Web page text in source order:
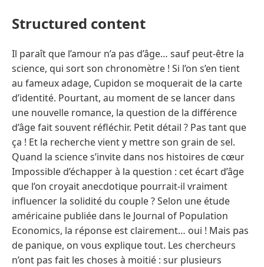
Structured content
Il paraît que l’amour n’a pas d’âge… sauf peut-être la
science, qui sort son chronomètre ! Si l’on s’en tient
au fameux adage, Cupidon se moquerait de la carte
d’identité. Pourtant, au moment de se lancer dans
une nouvelle romance, la question de la différence
d’âge fait souvent réfléchir. Petit détail ? Pas tant que
ça ! Et la recherche vient y mettre son grain de sel.
Quand la science s’invite dans nos histoires de cœur
Impossible d’échapper à la question : cet écart d’âge
que l’on croyait anecdotique pourrait-il vraiment
influencer la solidité du couple ? Selon une étude
américaine publiée dans le Journal of Population
Economics, la réponse est clairement… oui ! Mais pas
de panique, on vous explique tout. Les chercheurs
n’ont pas fait les choses à moitié : sur plusieurs